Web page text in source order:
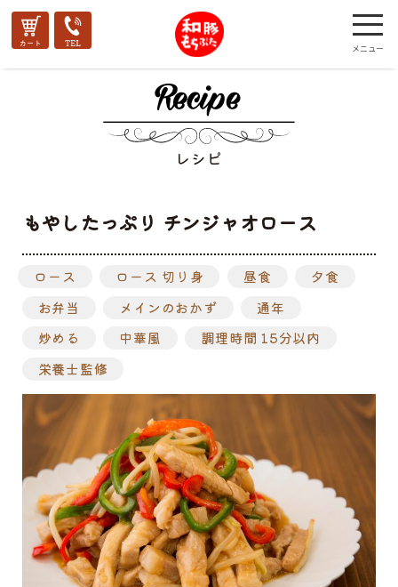
レシピ
もやしたっぷり チンジャオロース
ロース ロース 切り身 昼食
夕食
お弁当
メインのおかず
通年
炒める
中華風
調理時間 15分以内
栄養士監修